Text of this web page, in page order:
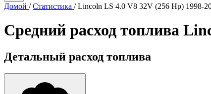
Домой / Статистика / Lincoln LS 4.0 V8 32V (256 Hp) 1998-
Средний расход топлива
Детальный расход топлива